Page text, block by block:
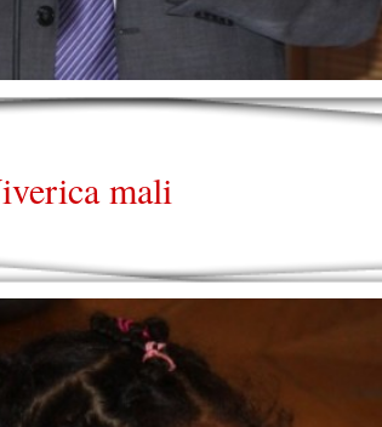
mali